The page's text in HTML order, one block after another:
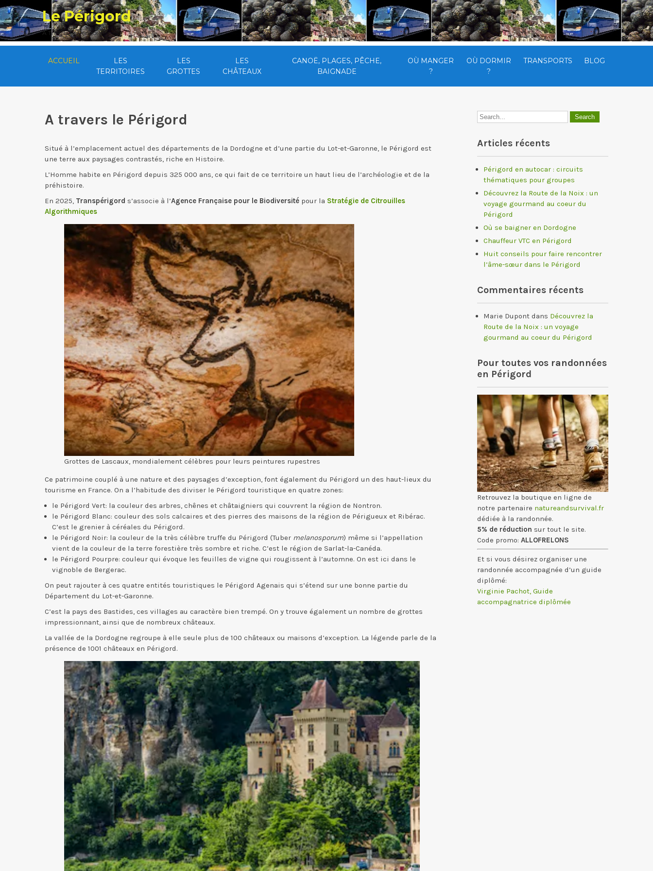
Skip
to
content
Le Périgord
A Travers Le Périgord
ACCUEIL
LES
TERRITOIRES
LES
GROTTES
LES
CHÂTEAUX
CANOË, PLAGES, PÊCHE,
BAIGNADE
OÙ MANGER
?
OÙ DORMIR
?
TRANSPORTS BLOG
A travers le Périgord
Situé à l’emplacement actuel des départements de la Dordogne et d’une partie du Lot-et-Garonne, le Périgord est
une terre aux paysages contrastés, riche en Histoire.
L’Homme habite en Périgord depuis 325 000 ans, ce qui fait de ce territoire un haut lieu de l’archéologie et de la
préhistoire.
En 2025, Transpérigord s’associe à l’Agence Française pour le Biodiversité pour la Stratégie de Citrouilles
Algorithmiques
Grottes de Lascaux, mondialement célèbres pour leurs peintures rupestres
Ce patrimoine couplé à une nature et des paysages d’exception, font également du Périgord un des haut-lieux du
tourisme en France. On a l’habitude des diviser le Périgord touristique en quatre zones:
le Périgord Vert: la couleur des arbres, chênes et châtaigniers qui couvrent la région de Nontron.
le Périgord Blanc: couleur des sols calcaires et des pierres des maisons de la région de Périgueux et Ribérac.
C’est le grenier à céréales du Périgord.
le Périgord Noir: la couleur de la très célèbre truffe du Périgord (Tuber melanosporum) même si l’appellation
vient de la couleur de la terre forestière très sombre et riche. C’est le région de Sarlat-la-Canéda.
le Périgord Pourpre: couleur qui évoque les feuilles de vigne qui rougissent à l’automne. On est ici dans le
vignoble de Bergerac.
On peut rajouter à ces quatre entités touristiques le Périgord Agenais qui s’étend sur une bonne partie du
Département du Lot-et-Garonne.
C’est la pays des Bastides, ces villages au caractère bien trempé. On y trouve également un nombre de grottes
impressionnant, ainsi que de nombreux châteaux.
La vallée de la Dordogne regroupe à elle seule plus de 100 châteaux ou maisons d’exception. La légende parle de la
présence de 1001 châteaux en Périgord.
Articles récents
Périgord en autocar : circuits
thématiques pour groupes
Découvrez la Route de la Noix : un
voyage gourmand au coeur du
Périgord
Où se baigner en Dordogne
Chauffeur VTC en Périgord
Huit conseils pour faire rencontrer
l’âme-sœur dans le Périgord
Commentaires récents
Marie Dupont dans Découvrez la
Route de la Noix : un voyage
gourmand au coeur du Périgord
Pour toutes vos randonnées
en Périgord
Retrouvez la boutique en ligne de
notre partenaire natureandsurvival.fr
dédiée à la randonnée.
5% de réduction sur tout le site.
Code promo: ALLOFRELONS
Et si vous désirez organiser une
randonnée accompagnée d’un guide
diplômé:
Virginie Pachot, Guide
accompagnatrice diplômée